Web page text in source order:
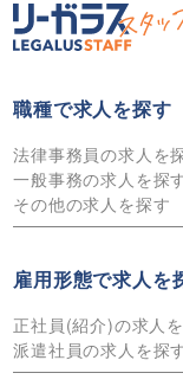
職種で求人を探す
法律事務員の求人を
一般事務の求人を探
その他の求人を探す
雇用形態で求人を
正社員(紹介)の求人
派遣社員の求人を探